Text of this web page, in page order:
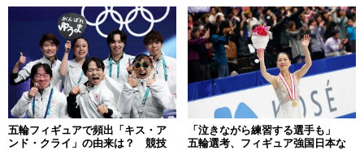
五輪フィギュアで頻出「キス・ア
ンド・クライ」の由来は？ 競技
「泣きながら練習する選手も」
五輪選考、フィギュア強国日本な